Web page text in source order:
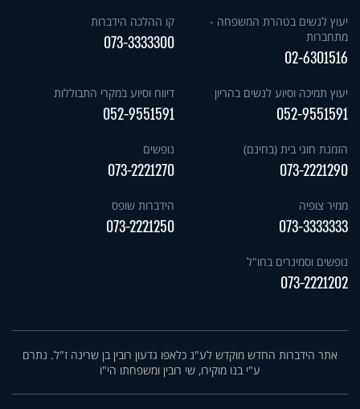
יעוץ לנשים בטהרת המשפחה -
מתחברות
02-6301516
קו ההלכה הידברות
073-3333300
יעוץ תמיכה וסיוע לנשים בהריון
052-9551591
דיווח וסיוע במקרי התבוללות
052-9551591
הזמנת חוגי בית (בחינם)
073-2221290
נופשים
073-2221270
ממיר צופיה
073-3333333
הידברות שופס
073-2221250
נופשים וסמינרים בחו"ל
073-2221202
אתר הידברות החדש מוקדש לע"נ כלאפו גדעון רובין בן שרינה ז"ל. נתרם
ע"י בנו מוקירו, שי רובין ומשפחתו הי"ו